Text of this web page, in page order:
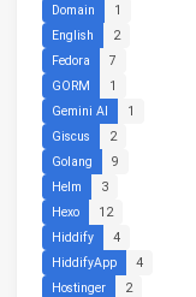
Domain
1
English
2
Fedora
7
GORM
1
Gemini AI
1
Giscus
2
Golang
9
Helm
3
Hexo
12
Hiddify
4
HiddifyApp
4
Hostinger
2